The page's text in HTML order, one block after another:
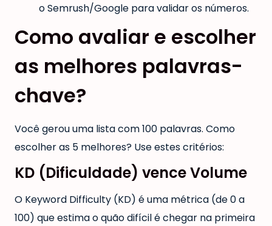
o Semrush/Google para validar os números.
Como avaliar e escolher
as melhores palavras-
chave?
Você gerou uma lista com 100 palavras. Como
escolher as 5 melhores? Use estes critérios:
KD (Dificuldade) vence Volume
O Keyword Difficulty (KD) é uma métrica (de 0 a
100) que estima o quão difícil é chegar na primeira